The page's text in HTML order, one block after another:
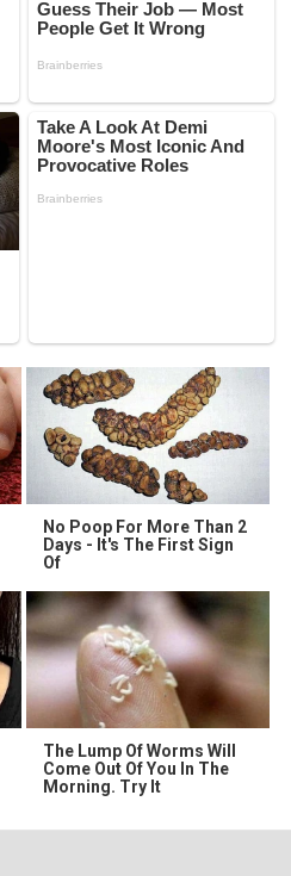
No Poop For More Than 2
Days - It's The First Sign
Of
The Lump Of Worms Will
Come Out Of You In The
Morning. Try It